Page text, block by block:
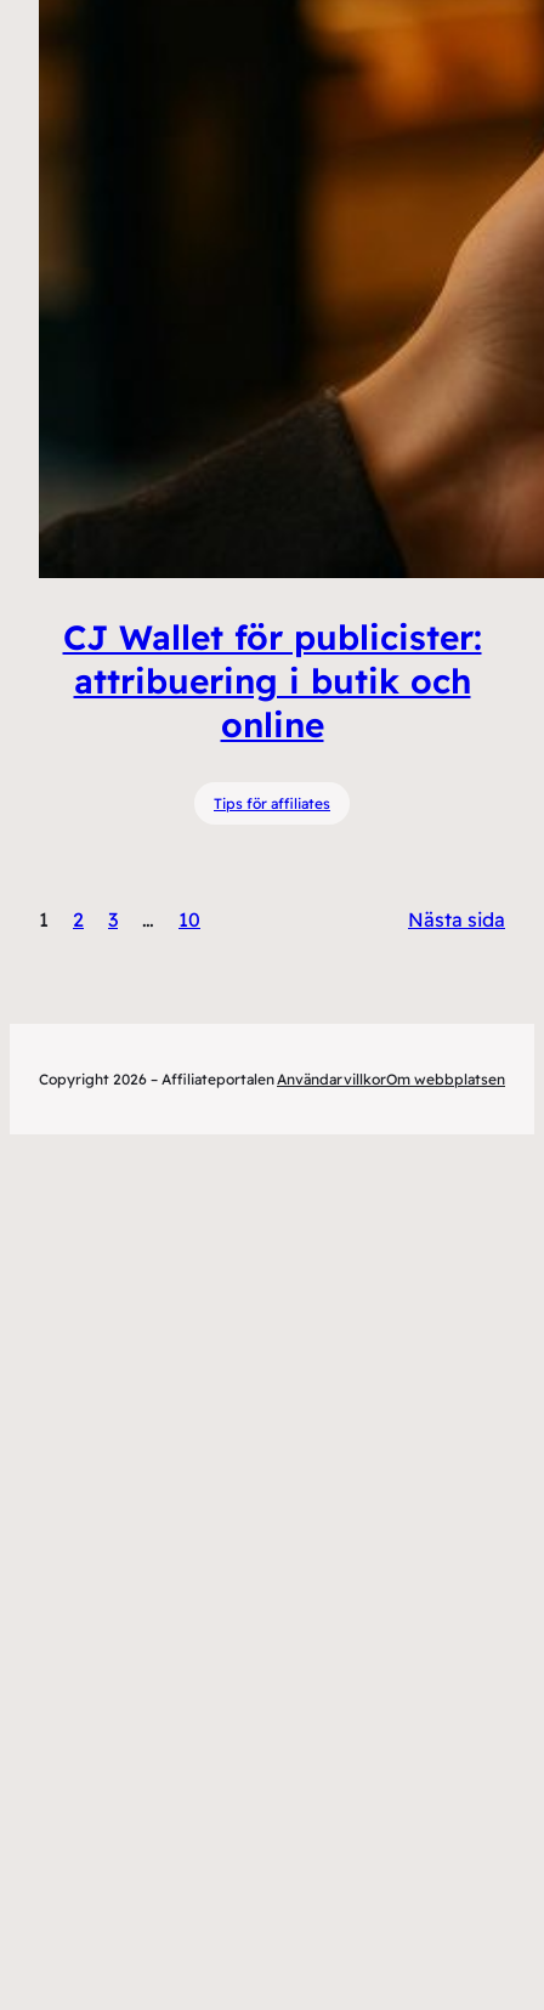
CJ Wallet för publicister:
attribuering i butik och
online
Tips för affiliates
1 2 3 … 10 Nästa sida
Copyright 2026 – AffiliateportalenAnvändarvillkorOm webbplatsen